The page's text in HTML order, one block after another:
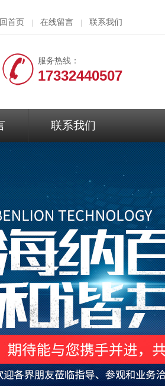
首页 在线留言 联系我们
服务热线：
17332440507
联系我们